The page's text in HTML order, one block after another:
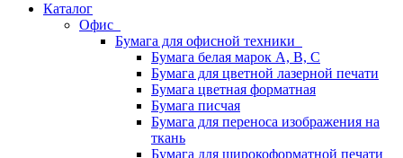
Каталог
Офис
Бумага для офисной техники
Бумага белая марок А, В, С
Бумага для цветной лазерной печати
Бумага цветная форматная
Бумага писчая
Бумага для переноса изображения на
ткань
Бумага для широкоформатной печати